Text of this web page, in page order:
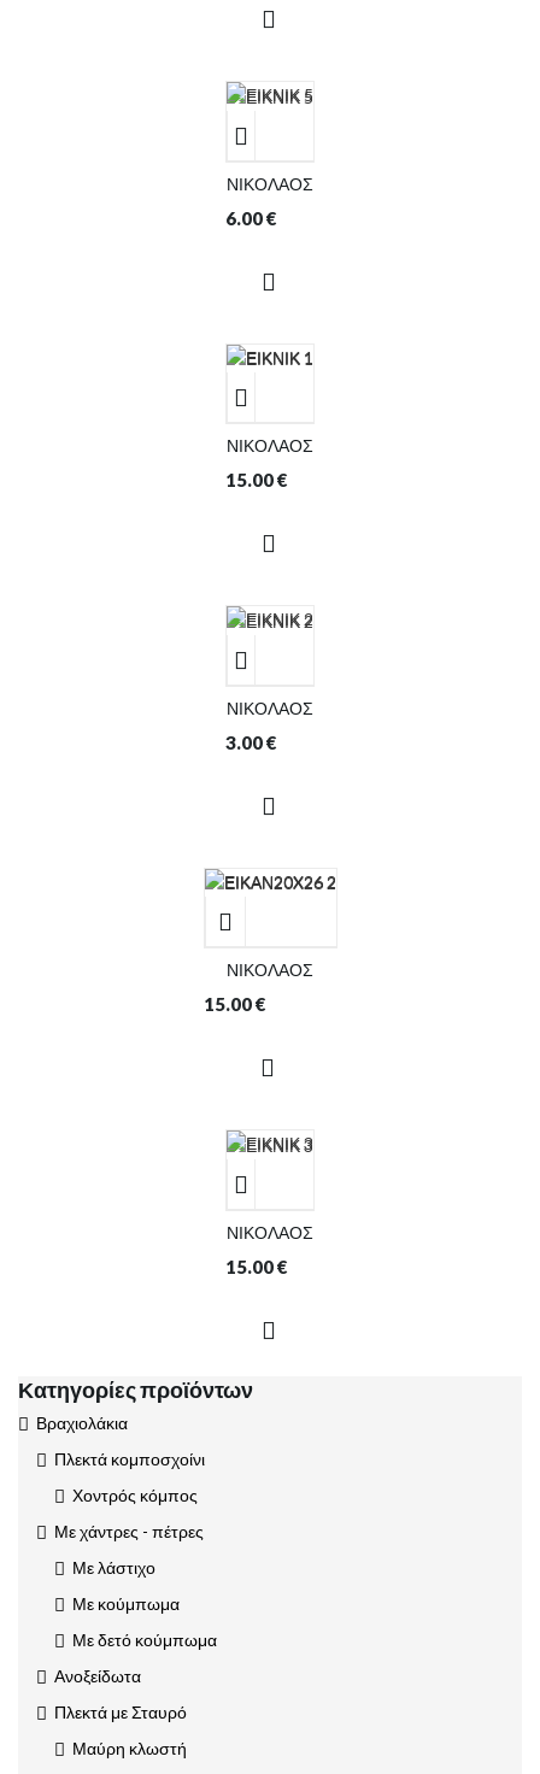
ΝΙΚΟΛΑΟΣ
6.00€
ΝΙΚΟΛΑΟΣ
15.00€
ΝΙΚΟΛΑΟΣ
3.00€
ΝΙΚΟΛΑΟΣ
15.00€
ΝΙΚΟΛΑΟΣ
15.00€
Κατηγορίες προϊόντων
Βραχιολάκια
Πλεκτά κομποσχοίνι
Χοντρός κόμπος
Με χάντρες - πέτρες
Με λάστιχο
Με κούμπωμα
Με δετό κούμπωμα
Ανοξείδωτα
Πλεκτά με Σταυρό
Μαύρη κλωστή